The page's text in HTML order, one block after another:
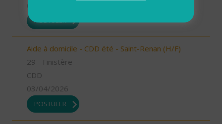
POSTULER
Aide à domicile - CDD été - Saint-Renan (H/F)
29 - Finistère
CDD
03/04/2026
POSTULER